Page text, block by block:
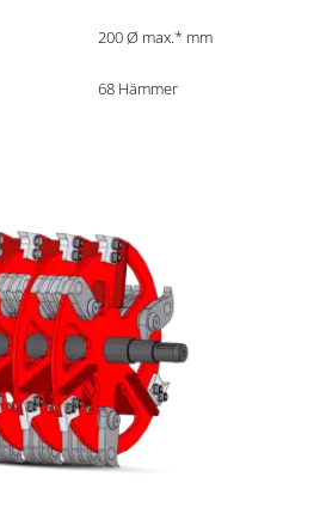
200 Ø max.* mm
68 Hämmer